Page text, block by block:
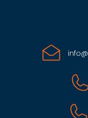
info@